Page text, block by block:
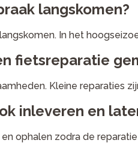
langskomen?
In het
fietsreparatie
Kleine reparaties
inleveren en
ophalen zodra de